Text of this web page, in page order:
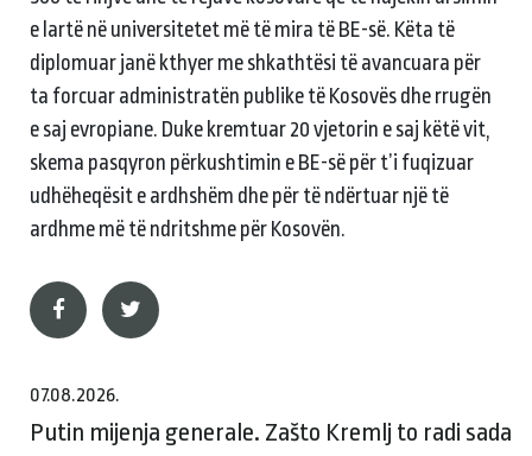
e lartë në universitetet më të mira të BE-së. Këta të
diplomuar janë kthyer me shkathtësi të avancuara për
ta forcuar administratën publike të Kosovës dhe rrugën
e saj evropiane. Duke kremtuar 20 vjetorin e saj këtë vit,
skema pasqyron përkushtimin e BE-së për t’i fuqizuar
udhëheqësit e ardhshëm dhe për të ndërtuar një të
ardhme më të ndritshme për Kosovën.
07.08.2026.
Putin mijenja generale. Zašto Kremlj to radi sada